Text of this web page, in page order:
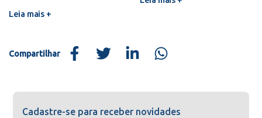
Leia mais +
Compartilhar
Cadastre-se para receber novidades